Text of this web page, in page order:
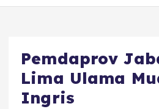
Pemdaprov
Lima Ulama
Ingris